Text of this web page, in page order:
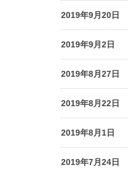
2019年9月20日
2019年9月2日
2019年8月27日
2019年8月22日
2019年8月1日
2019年7月24日